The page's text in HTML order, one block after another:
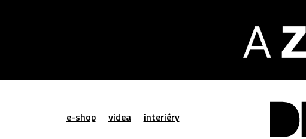
e-shop videa interiéry